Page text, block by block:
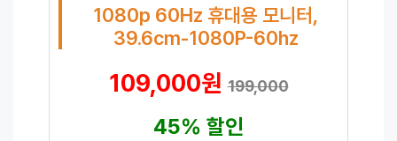
1080p 60Hz 휴대용 모니터,
39.6cm-1080P-60hz
109,000원199,000
45% 할인